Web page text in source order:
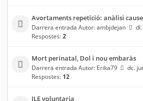
Avortaments repetició: anàlisi
Darrera entrada Autor:ambjdejan
Respostes:2
Mort perinatal, Dol i nou embaràs
Darrera entrada Autor: Erika79
dc.
Respostes: 12
ILE voluntaria